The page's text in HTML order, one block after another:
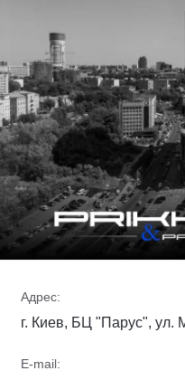
Адрес:
г. Киев, БЦ "Парус", ул.
E-mail: